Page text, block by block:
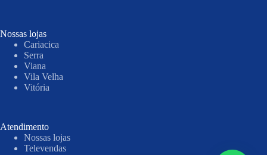
Nossas lojas
Cariacica
Serra
Viana
Vila Velha
Vitória
Atendimento
Nossas lojas
Televendas